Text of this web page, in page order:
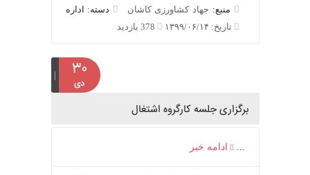
منبع:جهاد کشاورزی کاشان
دسته: اداره
تاریخ: ۱۳۹۹/۰۶/۱۴
378 بازدید
۳۰
برگزاری جلسه کارگروه اشتغال
ادامه خبر